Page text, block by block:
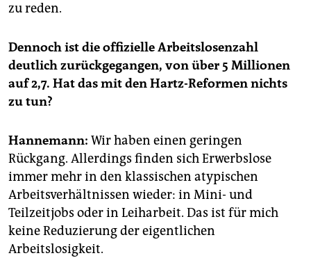
zu reden.
Dennoch ist die offizielle Arbeitslosenzahl
deutlich zurückgegangen, von über 5 Millionen
auf 2,7. Hat das mit den Hartz-Reformen nichts
zu tun?
Hannemann: Wir haben einen geringen
Rückgang. Allerdings finden sich Erwerbslose
immer mehr in den klassischen atypischen
Arbeitsverhältnissen wieder: in Mini- und
Teilzeitjobs oder in Leiharbeit. Das ist für mich
keine Reduzierung der eigentlichen
Arbeitslosigkeit.